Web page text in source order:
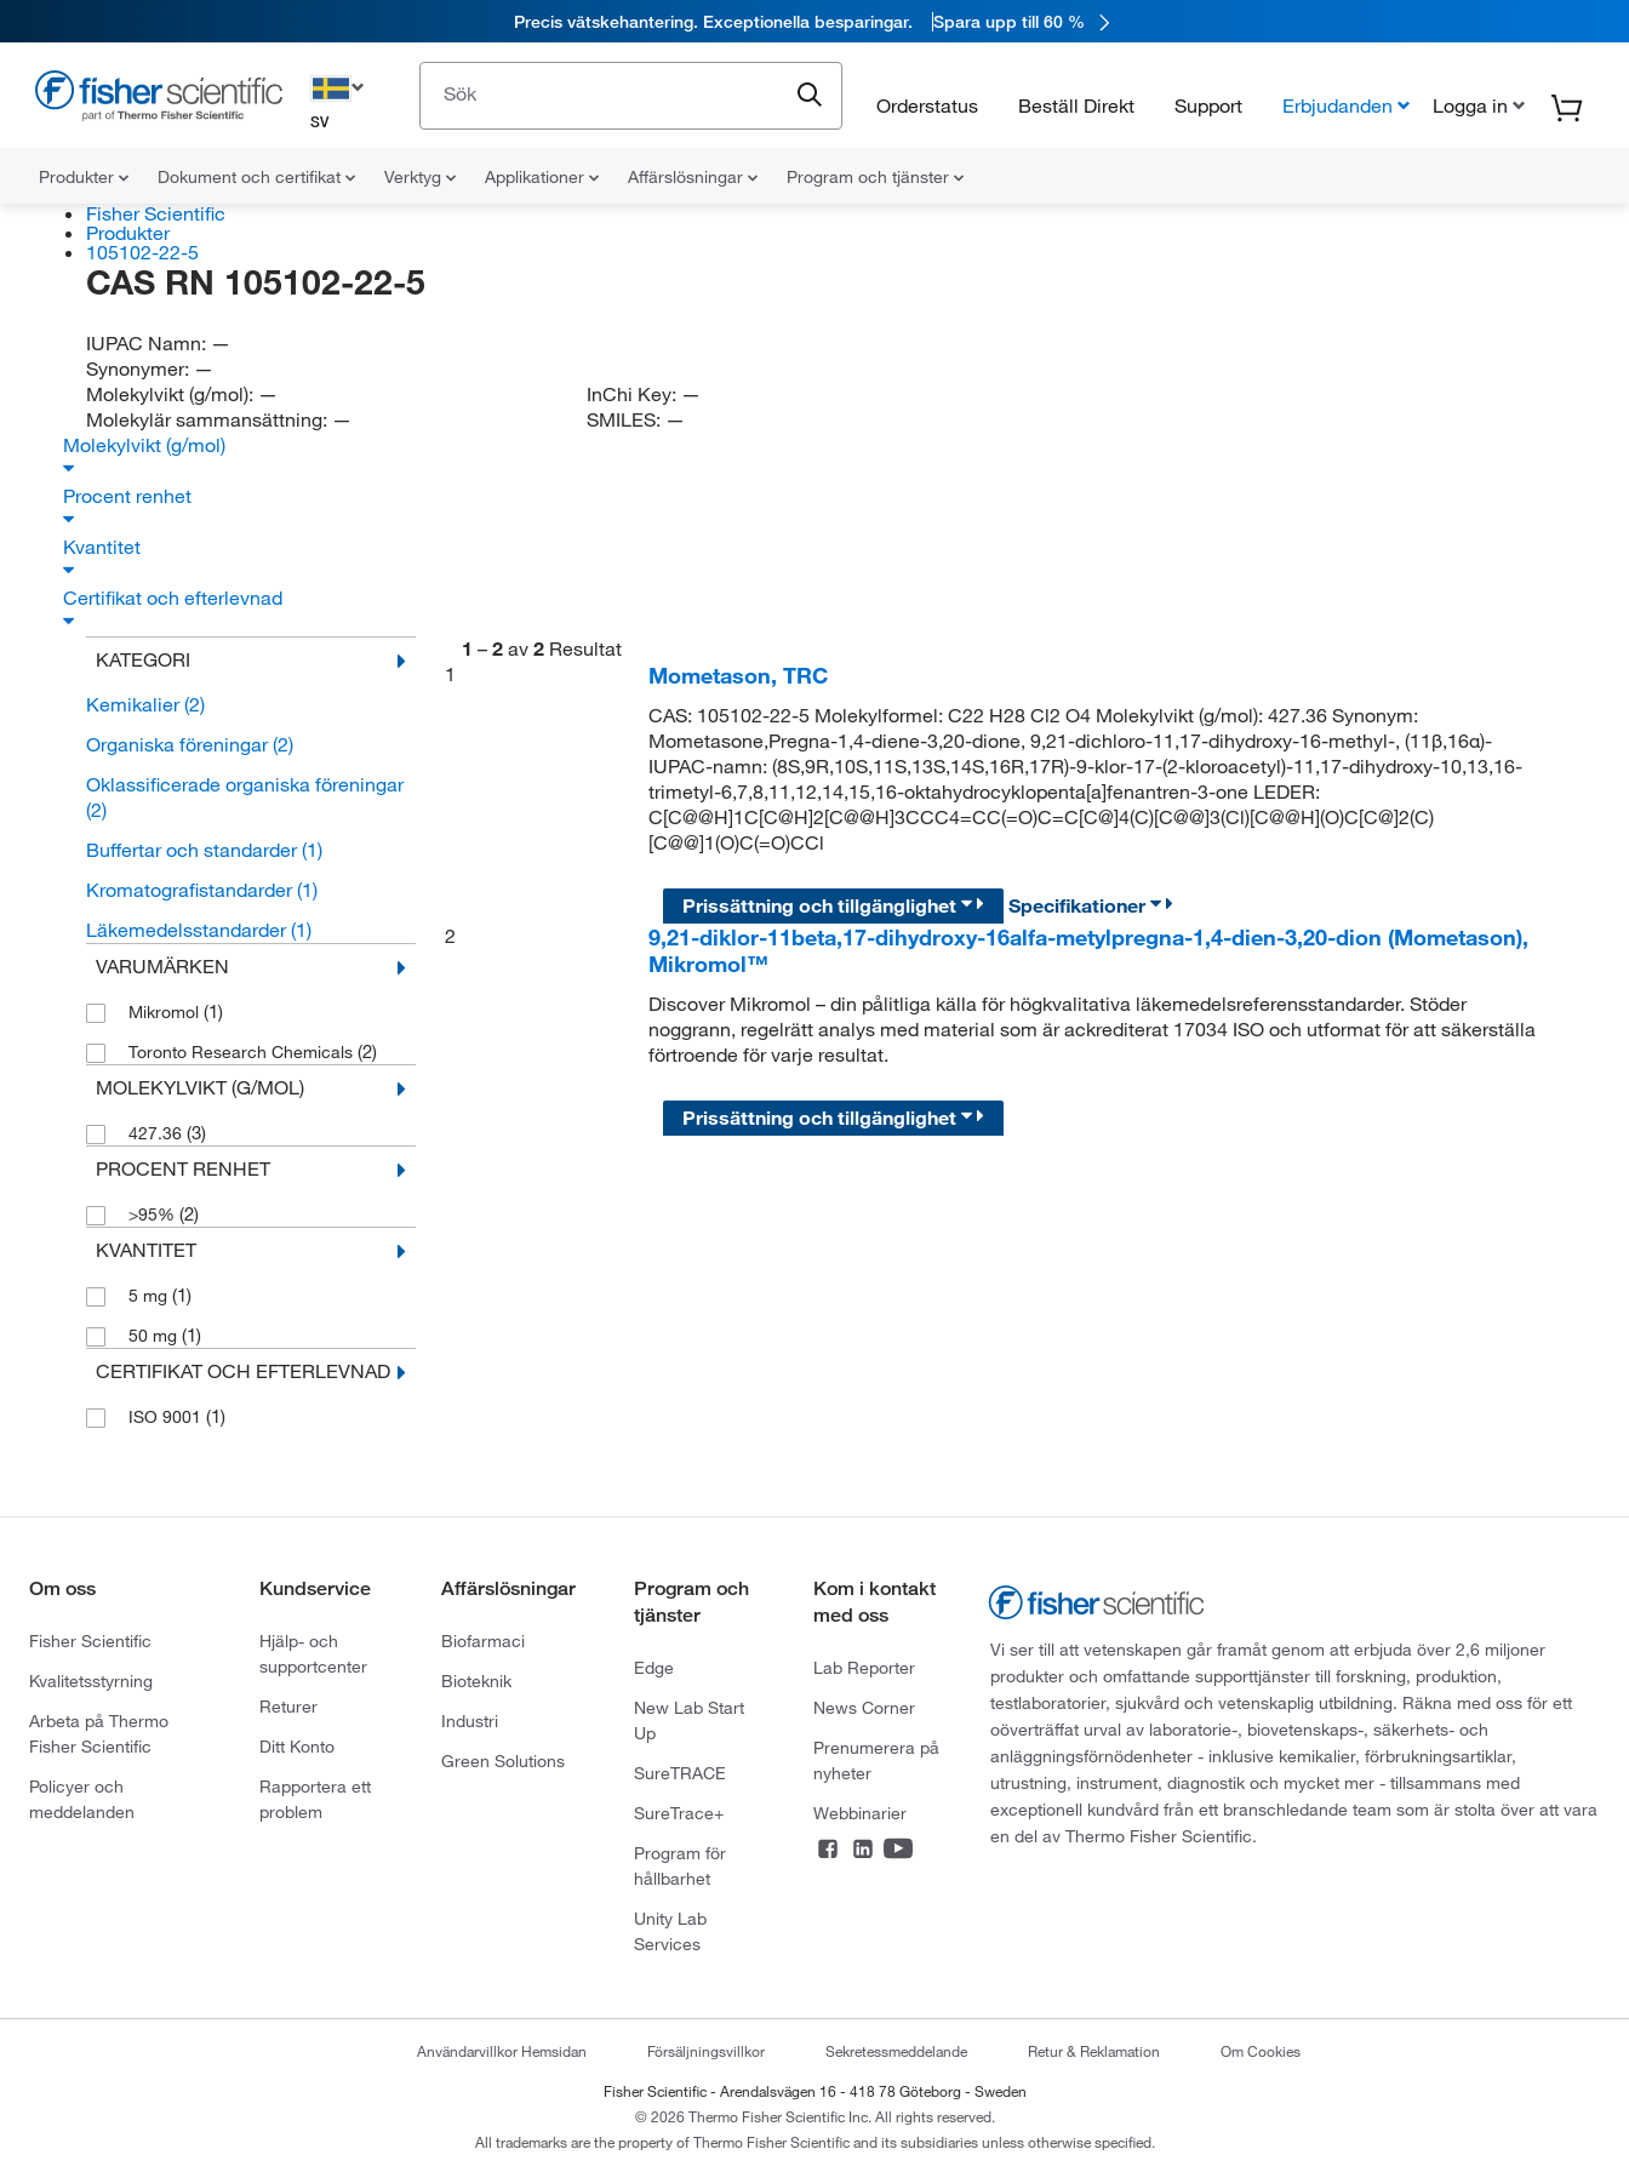
Precis vätskehantering. Exceptionella besparingar. Spara upp till 60 %
SV
Orderstatus Beställ Direkt Support Erbjudanden Logga in
Produkter Dokument och certifikat Verktyg Applikationer Affärslösningar Program och tjänster
Fisher Scientific
Produkter
105102-22-5
CAS RN 105102-22-5
IUPAC Namn: —
Synonymer: —
Molekylvikt (g/mol): —
Molekylär sammansättning: —
InChi Key: —
SMILES: —
Molekylvikt (g/mol)
Procent renhet
Kvantitet
Certifikat och efterlevnad
KATEGORI
Kemikalier(2)
Organiska föreningar(2)
Oklassificerade organiska föreningar
(2)
Buffertar och standarder(1)
Kromatografistandarder(1)
Läkemedelsstandarder(1)
VARUMÄRKEN
Mikromol (1)
Toronto Research Chemicals (2)
MOLEKYLVIKT (G/MOL)
427.36 (3)
PROCENT RENHET
>95% (2)
KVANTITET
5 mg (1)
50 mg (1)
CERTIFIKAT OCH EFTERLEVNAD
ISO 9001 (1)
1 – 2 av 2 Resultat
1
Mometason, TRC
CAS: 105102-22-5 Molekylformel: C22 H28 Cl2 O4 Molekylvikt (g/mol): 427.36 Synonym:
Mometasone,Pregna-1,4-diene-3,20-dione, 9,21-dichloro-11,17-dihydroxy-16-methyl-, (11β,16α)-
IUPAC-namn: (8S,9R,10S,11S,13S,14S,16R,17R)-9-klor-17-(2-kloroacetyl)-11,17-dihydroxy-10,13,16-
trimetyl-6,7,8,11,12,14,15,16-oktahydrocyklopenta[a]fenantren-3-one LEDER:
C[C@@H]1C[C@H]2[C@@H]3CCC4=CC(=O)C=C[C@]4(C)[C@@]3(Cl)[C@@H](O)C[C@]2(C)
[C@@]1(O)C(=O)CCl
Prissättning och tillgänglighet
Specifikationer
2
9,21-diklor-11beta,17-dihydroxy-16alfa-metylpregna-1,4-dien-3,20-dion (Mometason),
Mikromol™
Discover Mikromol – din pålitliga källa för högkvalitativa läkemedelsreferensstandarder. Stöder
noggrann, regelrätt analys med material som är ackrediterat 17034 ISO och utformat för att säkerställa
förtroende för varje resultat.
Prissättning och tillgänglighet
Om oss
Fisher Scientific
Kvalitetsstyrning
Arbeta på Thermo
Fisher Scientific
Policyer och
meddelanden
Kundservice
Hjälp- och
supportcenter
Returer
Ditt Konto
Rapportera ett
problem
Affärslösningar
Biofarmaci
Bioteknik
Industri
Green Solutions
Program och
tjänster
Edge
New Lab Start
Up
SureTRACE
SureTrace+
Program för
hållbarhet
Unity Lab
Services
Kom i kontakt
med oss
Lab Reporter
News Corner
Prenumerera på
nyheter
Webbinarier
Vi ser till att vetenskapen går framåt genom att erbjuda över 2,6 miljoner
produkter och omfattande supporttjänster till forskning, produktion,
testlaboratorier, sjukvård och vetenskaplig utbildning. Räkna med oss för ett
oöverträffat urval av laboratorie-, biovetenskaps-, säkerhets- och
anläggningsförnödenheter - inklusive kemikalier, förbrukningsartiklar,
utrustning, instrument, diagnostik och mycket mer - tillsammans med
exceptionell kundvård från ett branschledande team som är stolta över att vara
en del av Thermo Fisher Scientific.
Användarvillkor Hemsidan Försäljningsvillkor Sekretessmeddelande Retur & Reklamation Om Cookies
Fisher Scientific - Arendalsvägen 16 - 418 78 Göteborg - Sweden
© 2026 Thermo Fisher Scientific Inc. All rights reserved.
All trademarks are the property of Thermo Fisher Scientific and its subsidiaries unless otherwise specified.